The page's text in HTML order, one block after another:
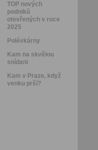
TOP nových
podniků
otevřených v roce
2025
Polévkárny
Kam na skvělou
snídani
Kam v Praze, když
venku prší?